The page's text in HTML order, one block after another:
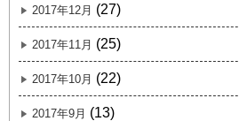
2017年12月 (27)
2017年11月 (25)
2017年10月 (22)
2017年9月 (13)